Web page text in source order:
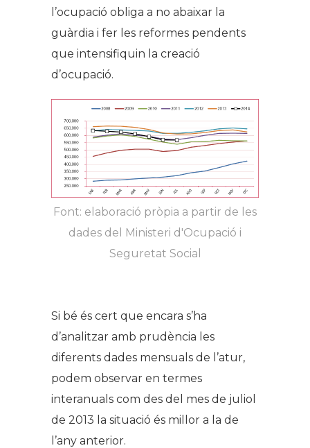
l’ocupació obliga a no abaixar la
guàrdia i fer les reformes pendents
que intensifiquin la creació
d’ocupació.
Font: elaboració pròpia a partir de les
dades del Ministeri d'Ocupació i
Seguretat Social
Si bé és cert que encara s’ha
d’analitzar amb prudència les
diferents dades mensuals de l’atur,
podem observar en termes
interanuals com des del mes de juliol
de 2013 la situació és millor a la de
l’any anterior.